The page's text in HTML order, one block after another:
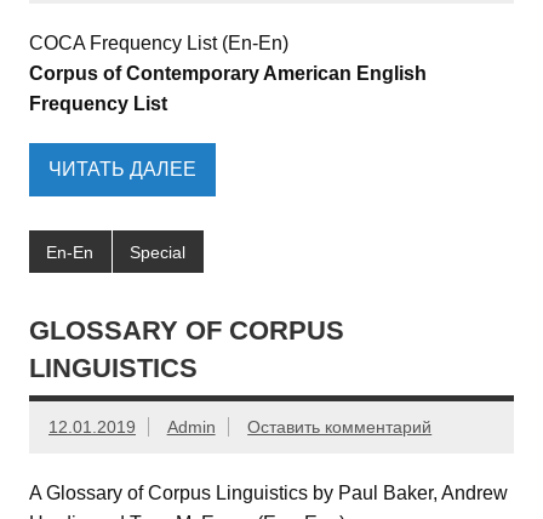
COCA Frequency List (En-En)
Corpus of Contemporary American English
Frequency List
ЧИТАТЬ ДАЛЕЕ
En-En Special
GLOSSARY OF CORPUS
LINGUISTICS
12.01.2019 Admin Оставить комментарий
A Glossary of Corpus Linguistics by Paul Baker, Andrew